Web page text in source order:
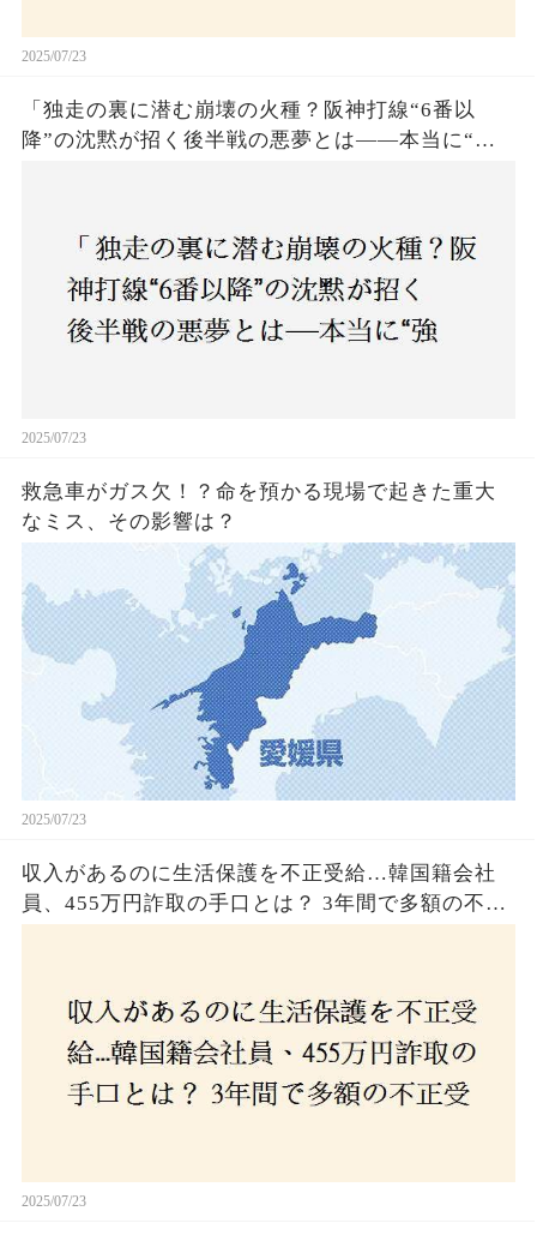
2025/07/23
「独走の裏に潜む崩壊の火種？阪神打線“6番以
降”の沈黙が招く後半戦の悪夢とは——本当に“強
2025/07/23
救急車がガス欠！？命を預かる現場で起きた重大
なミス、その影響は？
2025/07/23
収入があるのに生活保護を不正受給…韓国籍会社
員、455万円詐取の手口とは？ 3年間で多額の不正
2025/07/23